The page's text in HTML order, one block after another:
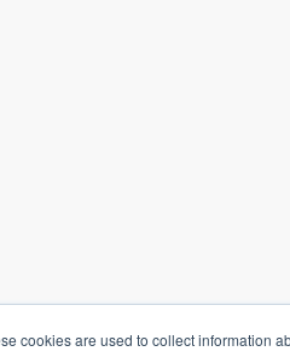
cookies are used to collect information